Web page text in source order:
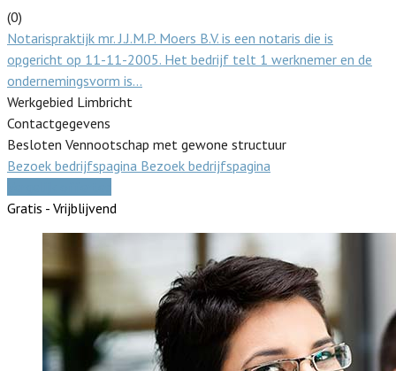
(0)
Notarispraktijk mr. J.J.M.P. Moers B.V. is een notaris die is
opgericht op 11-11-2005. Het bedrijf telt 1 werknemer en de
ondernemingsvorm is…
Werkgebied Limbricht
Contactgegevens
Besloten Vennootschap met gewone structuur
Bezoek bedrijfspagina Bezoek bedrijfspagina
Gratis - Vrijblijvend